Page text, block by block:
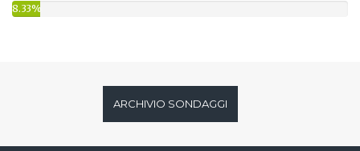
8.33%
ARCHIVIO SONDAGGI